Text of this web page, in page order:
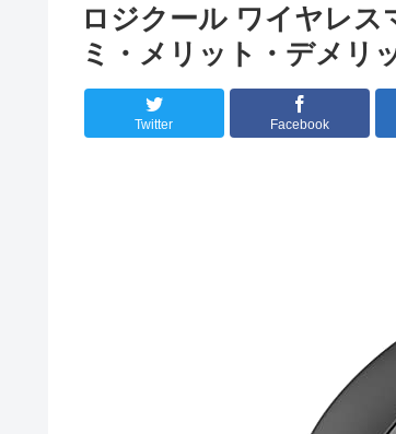
ロジクール ワイヤレス
ミ・メリット・デメリ
Twitter Facebook